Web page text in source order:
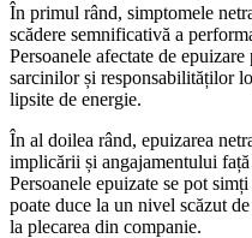
În primul rând, simptomele
scădere semnificativă a
Persoanele afectate de
sarcinilor și responsabilităților
lipsite de energie.
În al doilea rând, epuizarea
implicării și angajamentului față
Persoanele epuizate se pot
poate duce la un nivel scăzut
la plecarea din companie.